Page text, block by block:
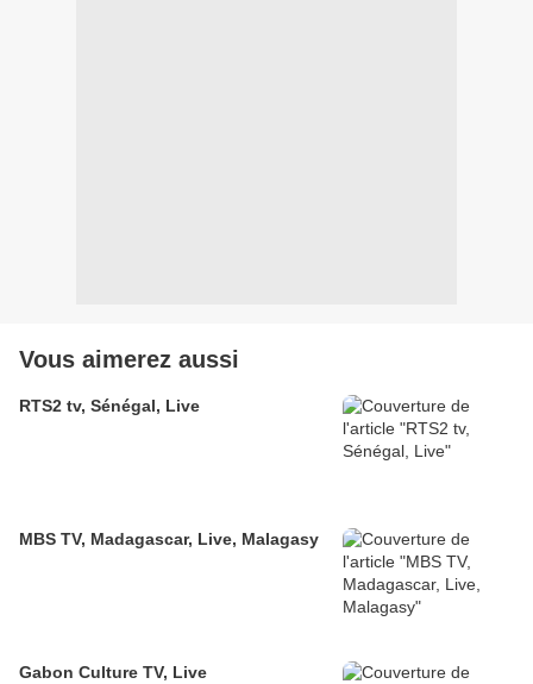
Vous aimerez aussi
RTS2 tv, Sénégal, Live
MBS TV, Madagascar, Live, Malagasy
Gabon Culture TV, Live